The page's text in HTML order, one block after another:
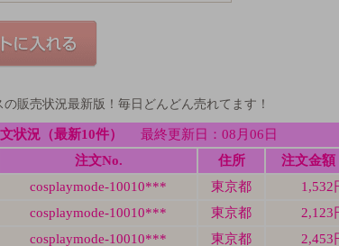
の販売状況最新版！毎日どんどん売れてます！